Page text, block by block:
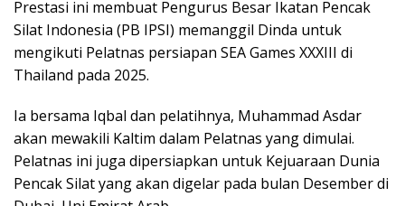
Prestasi ini membuat Pengurus Besar Ikatan Pencak
Silat Indonesia (PB IPSI) memanggil Dinda untuk
mengikuti Pelatnas persiapan SEA Games XXXIII di
Thailand pada 2025.
Ia bersama Iqbal dan pelatihnya, Muhammad Asdar
akan mewakili Kaltim dalam Pelatnas yang dimulai.
Pelatnas ini juga dipersiapkan untuk Kejuaraan Dunia
Pencak Silat yang akan digelar pada bulan Desember di